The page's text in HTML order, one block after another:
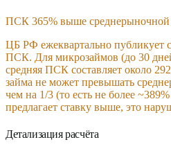
ПСК 365% выше среднерыночной
ЦБ РФ ежеквартально публикует
ПСК. Для микрозаймов (до 30
средняя ПСК составляет около
займа не может превышать
чем на 1/3 (то есть не более
предлагает ставку выше, это
Детализация расчёта